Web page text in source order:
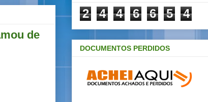
de
2 4 4 6 6 5 4
DOCUMENTOS PERDIDOS